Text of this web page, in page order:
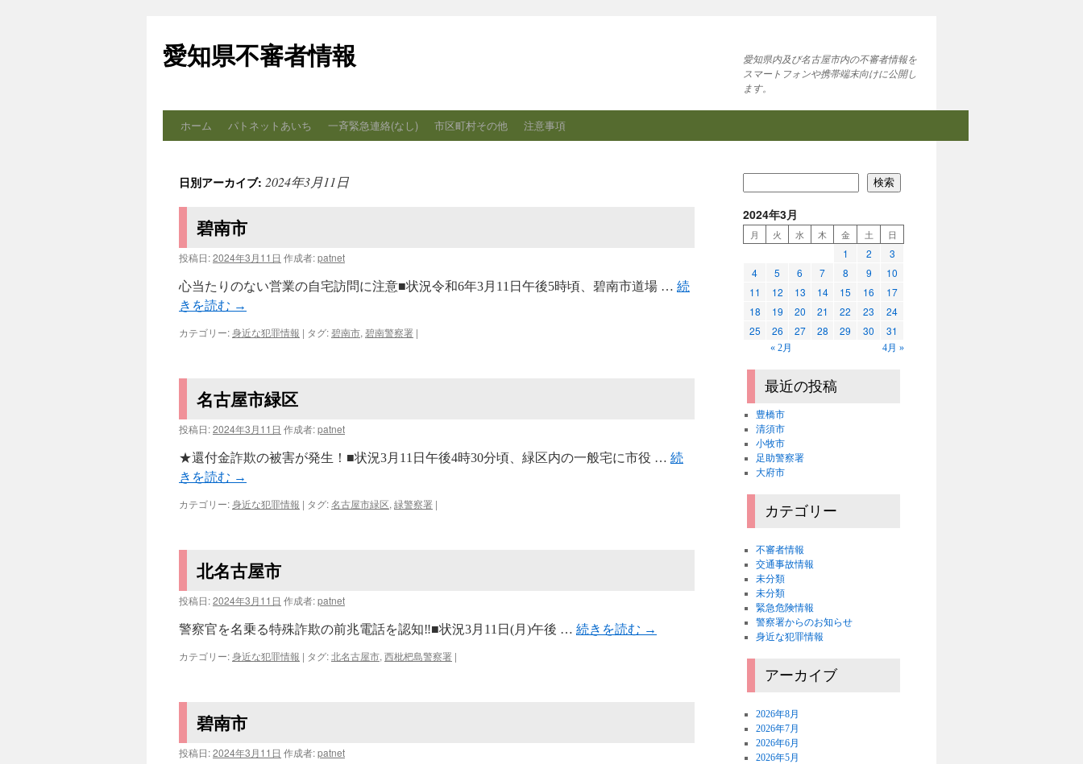
テ
ン
ス
ッ
愛知県不審者情報
愛知県内及び名古屋市内の不審者情報を
スマートフォンや携帯端末向けに公開し
ます。
ホーム パトネットあいち 一斉緊急連絡(なし) 市区町村その他 注意事項
日別アーカイブ: 2024年3月11日
碧南市
投稿日:2024年3月11日 作成者:patnet
心当たりのない営業の自宅訪問に注意■状況令和6年3月11日午後5時頃、碧南市道場 … 続
きを読む →
カテゴリー:身近な犯罪情報 | タグ:碧南市, 碧南警察署 |
名古屋市緑区
投稿日:2024年3月11日 作成者:patnet
★還付金詐欺の被害が発生！■状況3月11日午後4時30分頃、緑区内の一般宅に市役 … 続
きを読む →
カテゴリー:身近な犯罪情報 | タグ:名古屋市緑区, 緑警察署 |
北名古屋市
投稿日:2024年3月11日 作成者:patnet
警察官を名乗る特殊詐欺の前兆電話を認知‼■状況3月11日(月)午後 … 続きを読む →
カテゴリー:身近な犯罪情報 | タグ:北名古屋市, 西枇杷島警察署 |
碧南市
投稿日:2024年3月11日 作成者:patnet
検索
2024年3月
月 火 水 木 金 土 日
1 2
3
4
5 6 7 8 9
10
11
12 13 14 15 16
17
18
19 20 21 22 23
24
25
26 27 28 29 30 31
« 2月 4月 »
最近の投稿
豊橋市
清須市
小牧市
足助警察署
大府市
カテゴリー
不審者情報
交通事故情報
未分類
未分類
緊急危険情報
警察署からのお知らせ
身近な犯罪情報
アーカイブ
2026年8月
2026年7月
2026年6月
2026年5月